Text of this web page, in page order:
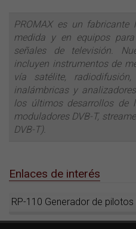
PROMAX es un
medida y en equipos
señales de televisión.
incluyen instrumentos de
vía satélite,
inalámbricas y
los últimos desarrollos de
moduladores DVB-T,
DVB-T).
Enlaces de interés
RP-110 Generador de pilotos